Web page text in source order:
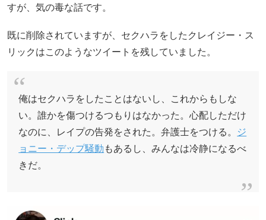
すが、気の毒な話です。
既に削除されていますが、セクハラをしたクレイジー・ス
リックはこのようなツイートを残していました。
俺はセクハラをしたことはないし、これからもしな
い。誰かを傷つけるつもりはなかった。心配しただけ
なのに、レイプの告発をされた。弁護士をつける。 ジ
ョニー・デップ騒動 もあるし、みんなは冷静になるべ
きだ。